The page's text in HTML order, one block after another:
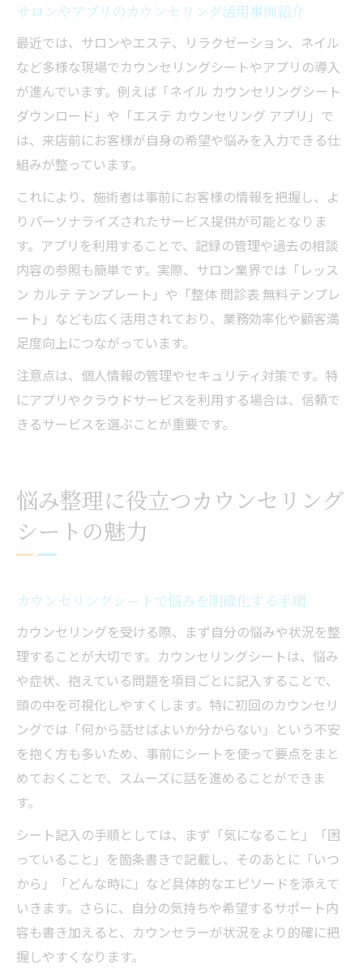
サロンやアプリのカウンセリング活用事例紹介
最近では、サロンやエステ、リラクゼーション、ネイル
など多様な現場でカウンセリングシートやアプリの導入
が進んでいます。例えば「ネイル カウンセリングシート
ダウンロード」や「エステ カウンセリング アプリ」で
は、来店前にお客様が自身の希望や悩みを入力できる仕
組みが整っています。
これにより、施術者は事前にお客様の情報を把握し、よ
りパーソナライズされたサービス提供が可能となりま
す。アプリを利用することで、記録の管理や過去の相談
内容の参照も簡単です。実際、サロン業界では「レッス
ン カルテ テンプレート」や「整体 問診表 無料テンプレ
ート」なども広く活用されており、業務効率化や顧客満
足度向上につながっています。
注意点は、個人情報の管理やセキュリティ対策です。特
にアプリやクラウドサービスを利用する場合は、信頼で
きるサービスを選ぶことが重要です。
悩み整理に役立つカウンセリング
シートの魅力
カウンセリングシートで悩みを明確化する手順
カウンセリングを受ける際、まず自分の悩みや状況を整
理することが大切です。カウンセリングシートは、悩み
や症状、抱えている問題を項目ごとに記入することで、
頭の中を可視化しやすくします。特に初回のカウンセリ
ングでは「何から話せばよいか分からない」という不安
を抱く方も多いため、事前にシートを使って要点をまと
めておくことで、スムーズに話を進めることができま
す。
シート記入の手順としては、まず「気になること」「困
っていること」を箇条書きで記載し、そのあとに「いつ
から」「どんな時に」など具体的なエピソードを添えて
いきます。さらに、自分の気持ちや希望するサポート内
容も書き加えると、カウンセラーが状況をより的確に把
握しやすくなります。